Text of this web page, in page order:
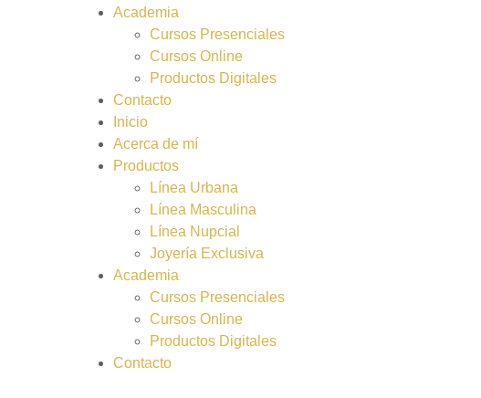
Academia
Cursos Presenciales
Cursos Online
Productos Digitales
Contacto
Inicio
Acerca de mí
Productos
Línea Urbana
Línea Masculina
Línea Nupcial
Joyería Exclusiva
Academia
Cursos Presenciales
Cursos Online
Productos Digitales
Contacto